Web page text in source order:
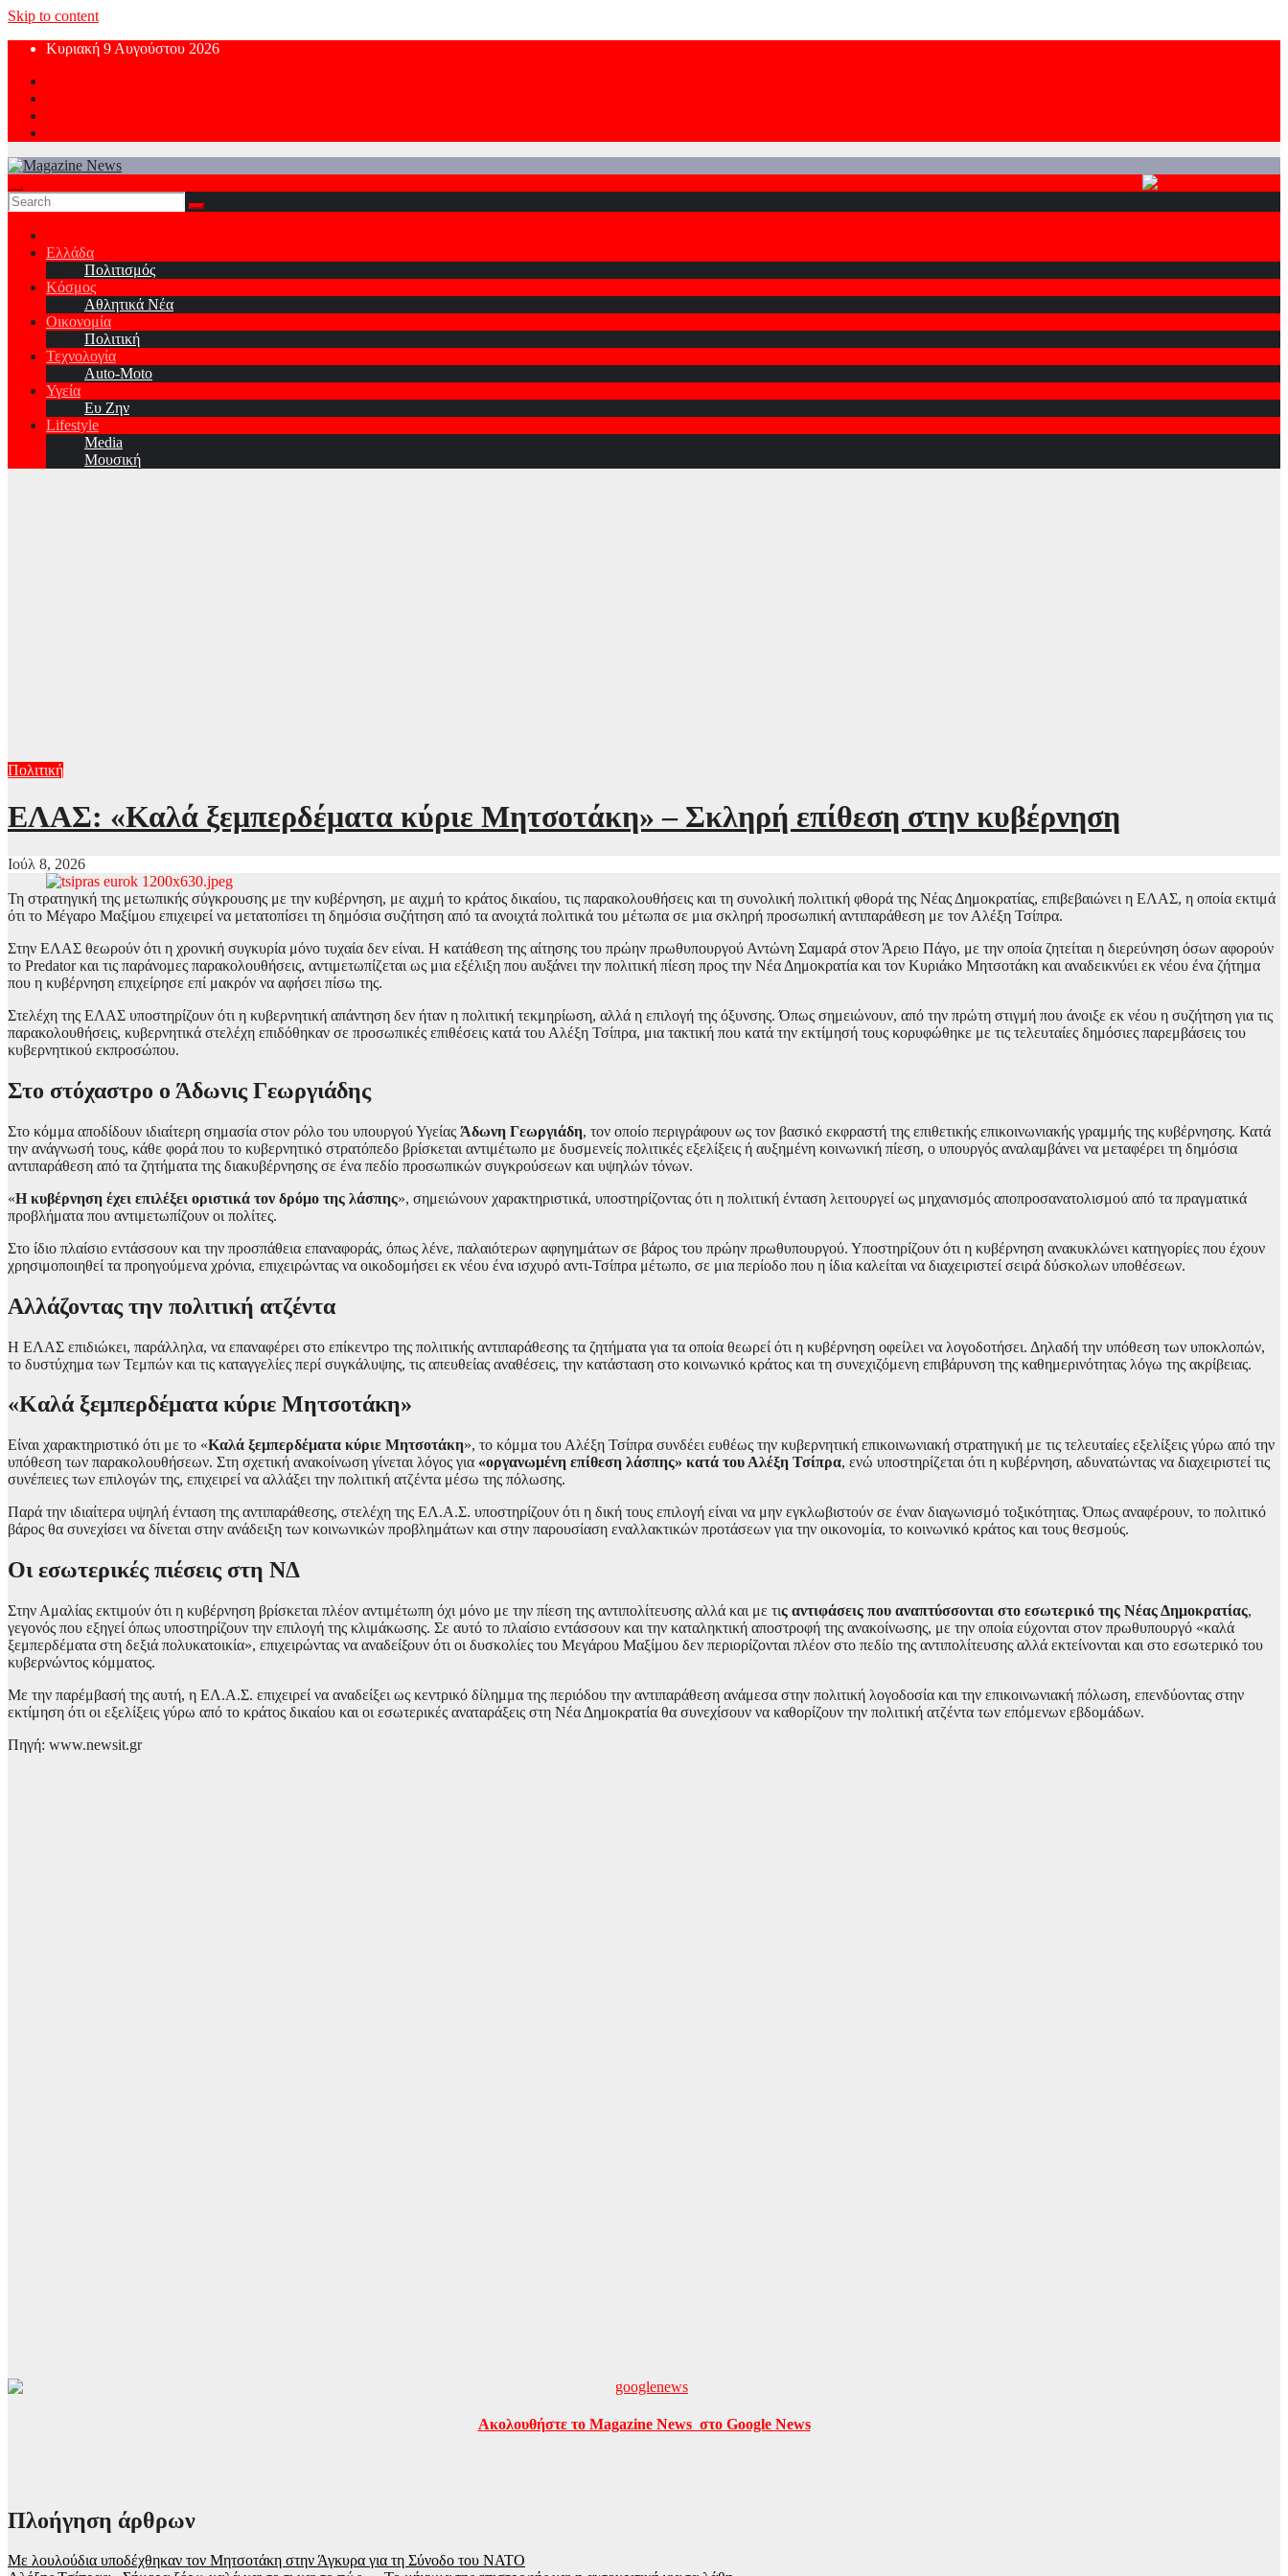
Skip to content
Κυριακή 9 Αυγούστου 2026
Ελλάδα
Πολιτισμός
Κόσμος
Αθλητικά Νέα
Οικονομία
Πολιτική
Τεχνολογία
Auto-Moto
Υγεία
Ευ Ζην
Lifestyle
Media
Μουσική
Πολιτική
ΕΛΑΣ: «Καλά ξεμπερδέματα κύριε Μητσοτάκη» – Σκληρή επίθεση στην κυβέρνηση
Ιούλ 8, 2026
Τη στρατηγική της μετωπικής σύγκρουσης με την κυβέρνηση, με αιχμή το κράτος δικαίου, τις παρακολουθήσεις και τη συνολική πολιτική φθορά της Νέας Δημοκρατίας, επιβεβαιώνει η ΕΛΑΣ, η οποία εκτιμά
ότι το Μέγαρο Μαξίμου επιχειρεί να μετατοπίσει τη δημόσια συζήτηση από τα ανοιχτά πολιτικά του μέτωπα σε μια σκληρή προσωπική αντιπαράθεση με τον Αλέξη Τσίπρα.
Στην ΕΛΑΣ θεωρούν ότι η χρονική συγκυρία μόνο τυχαία δεν είναι. Η κατάθεση της αίτησης του πρώην πρωθυπουργού Αντώνη Σαμαρά στον Άρειο Πάγο, με την οποία ζητείται η διερεύνηση όσων αφορούν
το Predator και τις παράνομες παρακολουθήσεις, αντιμετωπίζεται ως μια εξέλιξη που αυξάνει την πολιτική πίεση προς την Νέα Δημοκρατία και τον Κυριάκο Μητσοτάκη και αναδεικνύει εκ νέου ένα ζήτημα
που η κυβέρνηση επιχείρησε επί μακρόν να αφήσει πίσω της.
Στελέχη της ΕΛΑΣ υποστηρίζουν ότι η κυβερνητική απάντηση δεν ήταν η πολιτική τεκμηρίωση, αλλά η επιλογή της όξυνσης. Όπως σημειώνουν, από την πρώτη στιγμή που άνοιξε εκ νέου η συζήτηση για τις
παρακολουθήσεις, κυβερνητικά στελέχη επιδόθηκαν σε προσωπικές επιθέσεις κατά του Αλέξη Τσίπρα, μια τακτική που κατά την εκτίμησή τους κορυφώθηκε με τις τελευταίες δημόσιες παρεμβάσεις του
κυβερνητικού εκπροσώπου.
Στο στόχαστρο ο Άδωνις Γεωργιάδης
Στο κόμμα αποδίδουν ιδιαίτερη σημασία στον ρόλο του υπουργού Υγείας Άδωνη Γεωργιάδη, τον οποίο περιγράφουν ως τον βασικό εκφραστή της επιθετικής επικοινωνιακής γραμμής της κυβέρνησης. Κατά
την ανάγνωσή τους, κάθε φορά που το κυβερνητικό στρατόπεδο βρίσκεται αντιμέτωπο με δυσμενείς πολιτικές εξελίξεις ή αυξημένη κοινωνική πίεση, ο υπουργός αναλαμβάνει να μεταφέρει τη δημόσια
αντιπαράθεση από τα ζητήματα της διακυβέρνησης σε ένα πεδίο προσωπικών συγκρούσεων και υψηλών τόνων.
«Η κυβέρνηση έχει επιλέξει οριστικά τον δρόμο της λάσπης», σημειώνουν χαρακτηριστικά, υποστηρίζοντας ότι η πολιτική ένταση λειτουργεί ως μηχανισμός αποπροσανατολισμού από τα πραγματικά
προβλήματα που αντιμετωπίζουν οι πολίτες.
Στο ίδιο πλαίσιο εντάσσουν και την προσπάθεια επαναφοράς, όπως λένε, παλαιότερων αφηγημάτων σε βάρος του πρώην πρωθυπουργού. Υποστηρίζουν ότι η κυβέρνηση ανακυκλώνει κατηγορίες που έχουν
χρησιμοποιηθεί τα προηγούμενα χρόνια, επιχειρώντας να οικοδομήσει εκ νέου ένα ισχυρό αντι-Τσίπρα μέτωπο, σε μια περίοδο που η ίδια καλείται να διαχειριστεί σειρά δύσκολων υποθέσεων.
Αλλάζοντας την πολιτική ατζέντα
Η ΕΛΑΣ επιδιώκει, παράλληλα, να επαναφέρει στο επίκεντρο της πολιτικής αντιπαράθεσης τα ζητήματα για τα οποία θεωρεί ότι η κυβέρνηση οφείλει να λογοδοτήσει. Δηλαδή την υπόθεση των υποκλοπών,
το δυστύχημα των Τεμπών και τις καταγγελίες περί συγκάλυψης, τις απευθείας αναθέσεις, την κατάσταση στο κοινωνικό κράτος και τη συνεχιζόμενη επιβάρυνση της καθημερινότητας λόγω της ακρίβειας.
«Καλά ξεμπερδέματα κύριε Μητσοτάκη»
Είναι χαρακτηριστικό ότι με το «Καλά ξεμπερδέματα κύριε Μητσοτάκη», το κόμμα του Αλέξη Τσίπρα συνδέει ευθέως την κυβερνητική επικοινωνιακή στρατηγική με τις τελευταίες εξελίξεις γύρω από την
υπόθεση των παρακολουθήσεων. Στη σχετική ανακοίνωση γίνεται λόγος για «οργανωμένη επίθεση λάσπης» κατά του Αλέξη Τσίπρα, ενώ υποστηρίζεται ότι η κυβέρνηση, αδυνατώντας να διαχειριστεί τις
συνέπειες των επιλογών της, επιχειρεί να αλλάξει την πολιτική ατζέντα μέσω της πόλωσης.
Παρά την ιδιαίτερα υψηλή ένταση της αντιπαράθεσης, στελέχη της ΕΛ.Α.Σ. υποστηρίζουν ότι η δική τους επιλογή είναι να μην εγκλωβιστούν σε έναν διαγωνισμό τοξικότητας. Όπως αναφέρουν, το πολιτικό
βάρος θα συνεχίσει να δίνεται στην ανάδειξη των κοινωνικών προβλημάτων και στην παρουσίαση εναλλακτικών προτάσεων για την οικονομία, το κοινωνικό κράτος και τους θεσμούς.
Οι εσωτερικές πιέσεις στη ΝΔ
Στην Αμαλίας εκτιμούν ότι η κυβέρνηση βρίσκεται πλέον αντιμέτωπη όχι μόνο με την πίεση της αντιπολίτευσης αλλά και με τις αντιφάσεις που αναπτύσσονται στο εσωτερικό της Νέας Δημοκρατίας,
γεγονός που εξηγεί όπως υποστηρίζουν την επιλογή της κλιμάκωσης. Σε αυτό το πλαίσιο εντάσσουν και την καταληκτική αποστροφή της ανακοίνωσης, με την οποία εύχονται στον πρωθυπουργό «καλά
ξεμπερδέματα στη δεξιά πολυκατοικία», επιχειρώντας να αναδείξουν ότι οι δυσκολίες του Μεγάρου Μαξίμου δεν περιορίζονται πλέον στο πεδίο της αντιπολίτευσης αλλά εκτείνονται και στο εσωτερικό του
κυβερνώντος κόμματος.
Με την παρέμβασή της αυτή, η ΕΛ.Α.Σ. επιχειρεί να αναδείξει ως κεντρικό δίλημμα της περιόδου την αντιπαράθεση ανάμεσα στην πολιτική λογοδοσία και την επικοινωνιακή πόλωση, επενδύοντας στην
εκτίμηση ότι οι εξελίξεις γύρω από το κράτος δικαίου και οι εσωτερικές αναταράξεις στη Νέα Δημοκρατία θα συνεχίσουν να καθορίζουν την πολιτική ατζέντα των επόμενων εβδομάδων.
Πηγή: www.newsit.gr
Ακολουθήστε το Magazine News στο Google News
Πλοήγηση άρθρων
Με λουλούδια υποδέχθηκαν τον Μητσοτάκη στην Άγκυρα για τη Σύνοδο του ΝΑΤΟ